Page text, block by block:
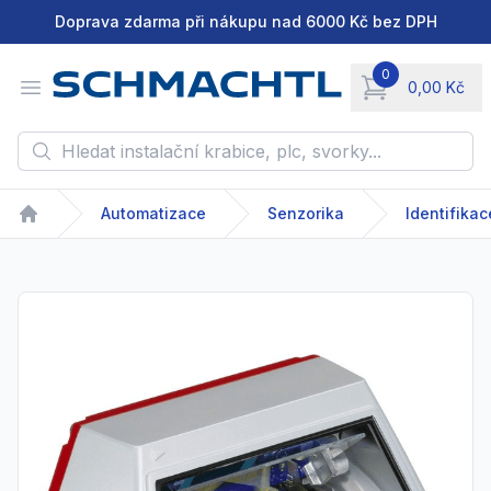
Doprava zdarma při nákupu nad 6000 Kč bez DPH
Open menu
0
0,00 Kč
items in cart,
Hledat instalační krabice, plc, svorky...
Home
Automatizace Senzorika